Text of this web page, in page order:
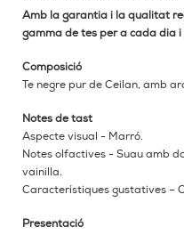
Amb la garantia i la qualitat
gamma de tes per a cada dia
Composició
Te negre pur de Ceilan, amb
Notes de tast
Aspecte visual - Marró.
Notes olfactives - Suau amb
vainilla.
Característiques gustatives –
Presentació